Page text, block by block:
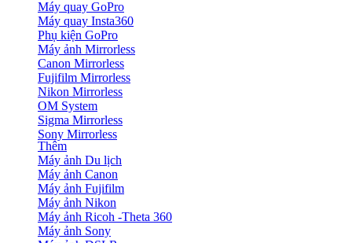
Máy quay GoPro
Máy quay Insta360
Phụ kiện GoPro
Máy ảnh Mirrorless
Canon Mirrorless
Fujifilm Mirrorless
Nikon Mirrorless
OM System
Sigma Mirrorless
Sony Mirrorless
Thêm
Máy ảnh Du lịch
Máy ảnh Canon
Máy ảnh Fujifilm
Máy ảnh Nikon
Máy ảnh Ricoh -Theta 360
Máy ảnh Sony